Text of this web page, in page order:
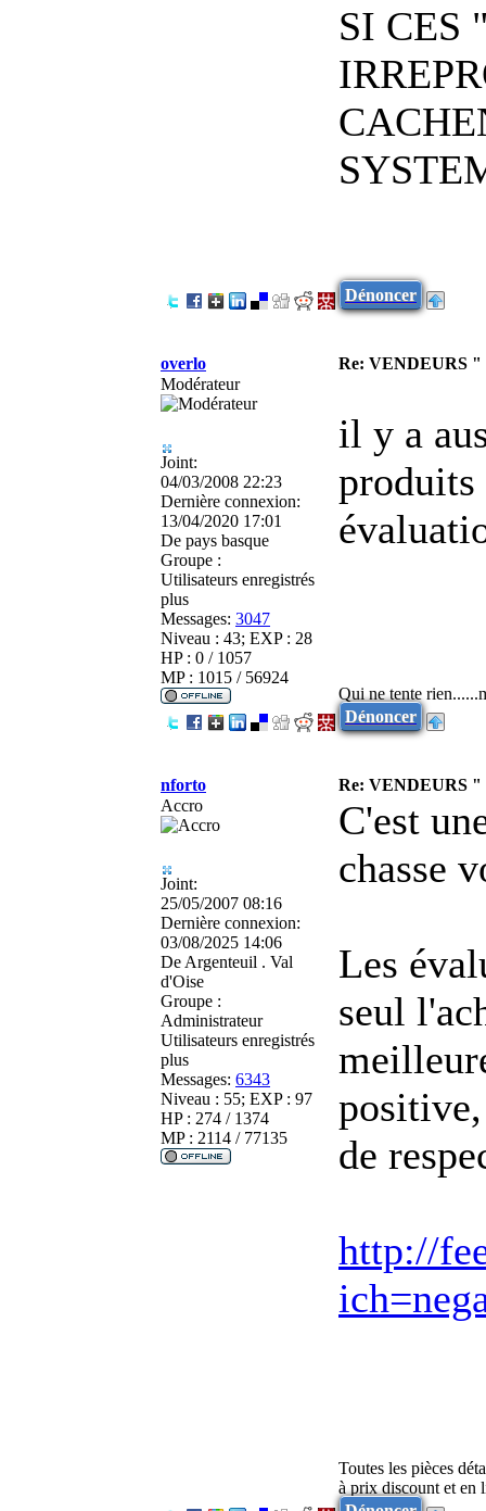
SI CES
Dénoncer
overlo
Re: VENDEURS
Modérateur
Joint:
04/03/2008 22:23
Dernière connexion:
13/04/2020 17:01
De pays basque
Groupe :
Utilisateurs enregistrés
plus
Messages: 3047
Niveau : 43; EXP : 28
HP : 0 / 1057
MP : 1015 / 56924
il y a
Qui ne tente
Dénoncer
nforto
Re: VENDEURS
Accro
Joint:
25/05/2007 08:16
Dernière connexion:
03/08/2025 14:06
De Argenteuil . Val
d'Oise
Groupe :
Administrateur
Utilisateurs enregistrés
plus
Messages: 6343
Niveau : 55; EXP : 97
HP : 274 / 1374
MP : 2114 / 77135
C'est
chasse
Les
seul
de
http://
Toutes les pièces
à prix discount et